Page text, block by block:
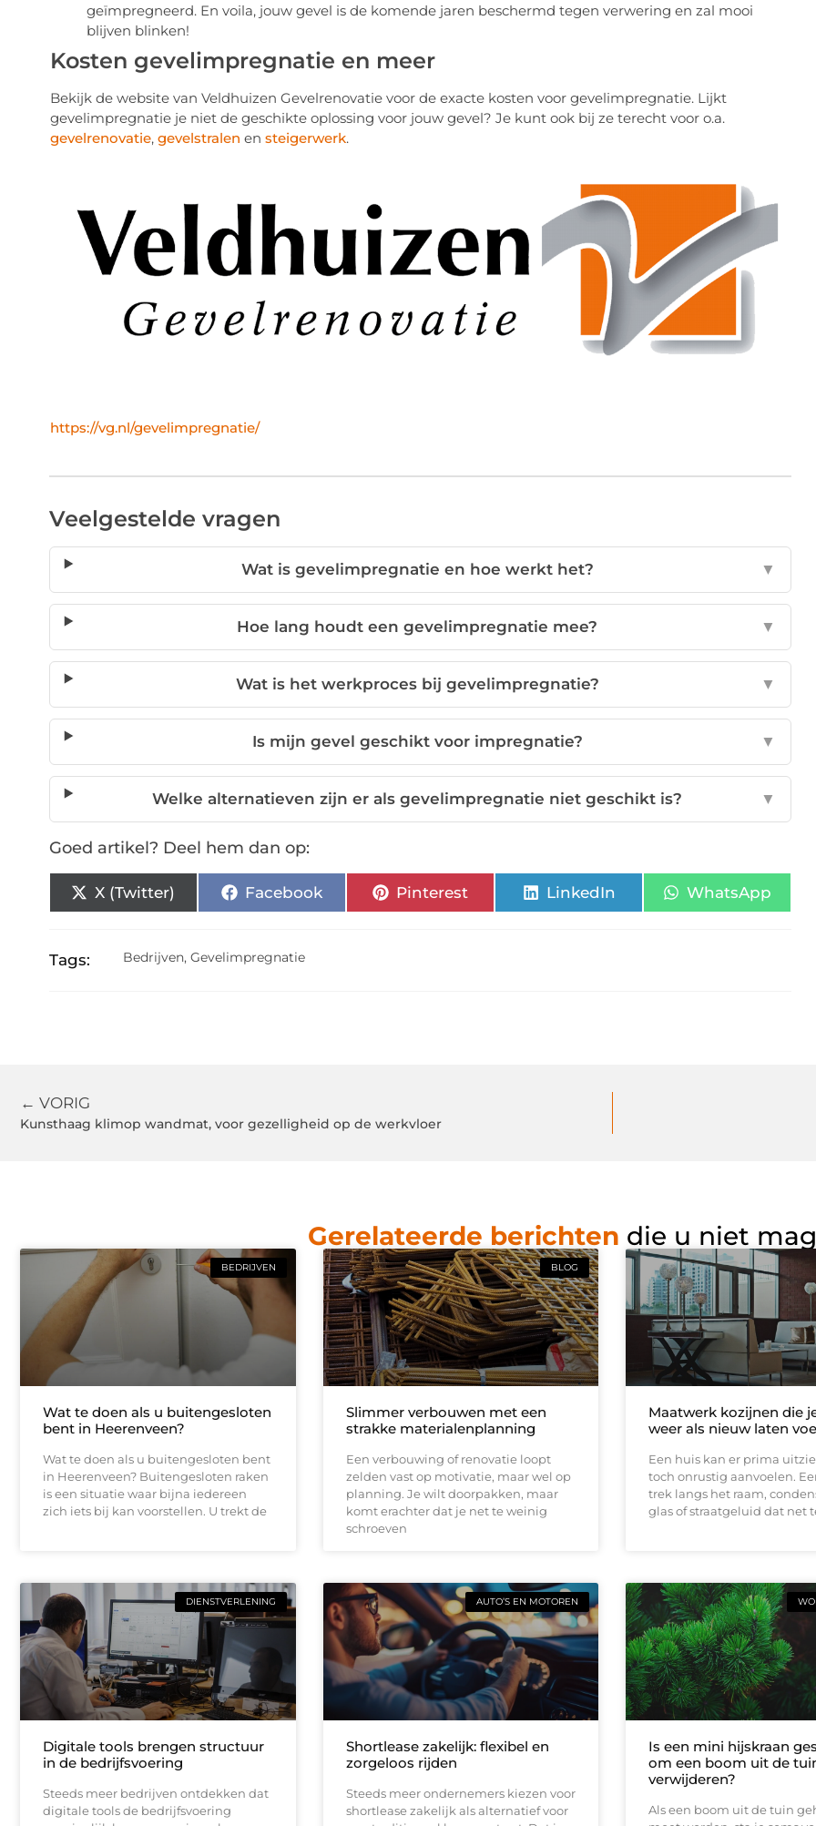
geïmpregneerd. En voila, jouw gevel is de komende jaren beschermd tegen verwering en zal mooi
blijven blinken!
Kosten gevelimpregnatie en meer
Bekijk de website van Veldhuizen Gevelrenovatie voor de exacte kosten voor gevelimpregnatie. Lijkt
gevelimpregnatie je niet de geschikte oplossing voor jouw gevel? Je kunt ook bij ze terecht voor o.a.
gevelrenovatie, gevelstralen en steigerwerk.
https://vg.nl/gevelimpregnatie/
Veelgestelde vragen
Wat is gevelimpregnatie en hoe werkt het? ▼
Hoe lang houdt een gevelimpregnatie mee? ▼
Wat is het werkproces bij gevelimpregnatie? ▼
Is mijn gevel geschikt voor impregnatie? ▼
Welke alternatieven zijn er als gevelimpregnatie niet geschikt is? ▼
Goed artikel? Deel hem dan op:
X (Twitter) Facebook Pinterest LinkedIn WhatsApp
Tags: Bedrijven,Gevelimpregnatie
← VORIG
Kunsthaag klimop wandmat, voor gezelligheid op de werkvloer
Gerelateerde berichten die u niet
BEDRIJVEN
Wat te doen als u buitengesloten
bent in Heerenveen?
Wat te doen als u buitengesloten bent
in Heerenveen? Buitengesloten raken
is een situatie waar bijna iedereen
zich iets bij kan voorstellen. U trekt de
BLOG
Slimmer verbouwen met een
strakke materialenplanning
Een verbouwing of renovatie loopt
zelden vast op motivatie, maar wel op
planning. Je wilt doorpakken, maar
komt erachter dat je net te weinig
schroeven
Maatwerk kozijnen die
weer als nieuw laten
Een huis kan er prima
toch onrustig aanvoelen.
trek langs het raam,
glas of straatgeluid dat net
DIENSTVERLENING
Digitale tools brengen structuur
in de bedrijfsvoering
Steeds meer bedrijven ontdekken dat
digitale tools de bedrijfsvoering
AUTO’S EN MOTOREN
Shortlease zakelijk: flexibel en
zorgeloos rijden
Steeds meer ondernemers kiezen voor
shortlease zakelijk als alternatief voor
Is een mini hijskraan
om een boom uit de
verwijderen?
Als een boom uit de tuin